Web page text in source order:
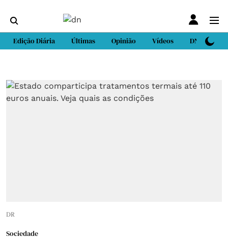
Edição Diária Últimas Opinião Vídeos DN Sport
DR
Sociedade